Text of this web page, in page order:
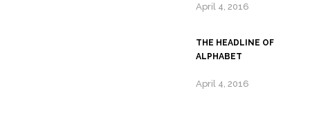
April 4, 2016
THE HEADLINE OF
ALPHABET
April 4, 2016